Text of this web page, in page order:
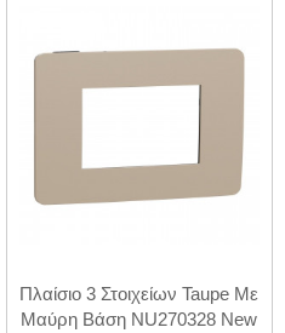
Πλαίσιο 3 Στοιχείων Taupe Με
Μαύρη Βάση NU270328 New